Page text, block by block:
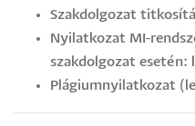
Szakdolgozat
Nyilatkozat MI-
szakdolgozat esetén:
Plágiumnyilatkozat